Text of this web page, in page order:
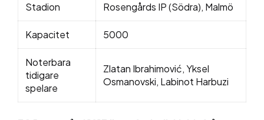
Stadion Rosengårds IP (Södra), Malmö
Kapacitet 5000
Noterbara
tidigare
spelare
Zlatan Ibrahimović, Yksel
Osmanovski, Labinot Harbuzi